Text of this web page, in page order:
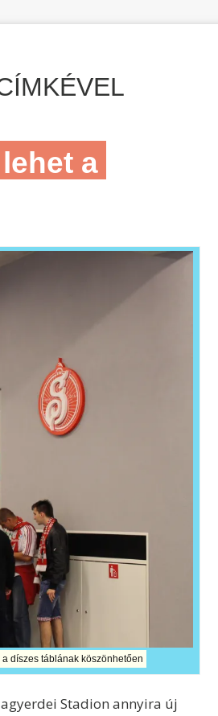
a
díszes táblának köszönhetően
Stadion annyira új